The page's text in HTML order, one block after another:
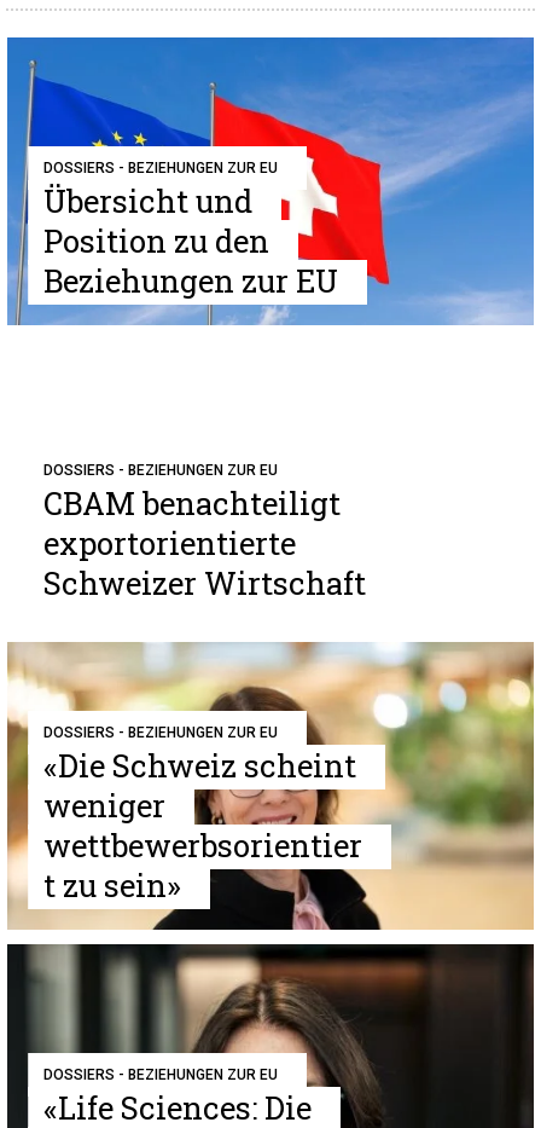
DOSSIERS - BEZIEHUNGEN ZUR EU
Übersicht und
Position zu den
Beziehungen zur EU
DOSSIERS - BEZIEHUNGEN ZUR EU
CBAM benachteiligt
exportorientierte
Schweizer Wirtschaft
DOSSIERS - BEZIEHUNGEN ZUR EU
«Die Schweiz scheint
weniger
wettbewerbsorientier
t zu sein»
DOSSIERS - BEZIEHUNGEN ZUR EU
«Life Sciences: Die